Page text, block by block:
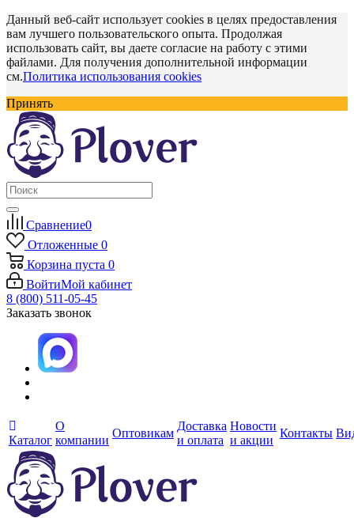
Данный веб-сайт использует cookies в целях предоставления
вам лучшего пользовательского опыта. Продолжая
использовать сайт, вы даете согласие на работу с этими
файлами. Для получения дополнительной информации
см.Политика использования cookies
Принять
Сравнение0
Отложенные 0
Корзина пуста 0
ВойтиМой кабинет
8 (800) 511-05-45
Заказать звонок
Каталог
О
компании
Оптовикам
Доставка
и оплата
Новости
и акции
Контакты